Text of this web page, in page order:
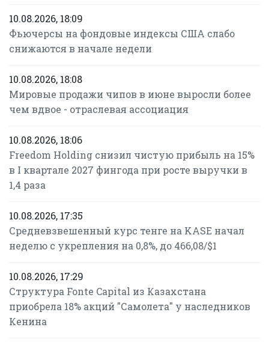
10.08.2026, 18:09
Фьючерсы на фондовые индексы США слабо
снижаются в начале недели
10.08.2026, 18:08
Мировые продажи чипов в июне выросли более
чем вдвое - отраслевая ассоциация
10.08.2026, 18:06
Freedom Holding снизил чистую прибыль на 15%
в I квартале 2027 фингода при росте выручки в
1,4 раза
10.08.2026, 17:35
Средневзвешенный курс тенге на KASE начал
неделю с укрепления на 0,8%, до 466,08/$1
10.08.2026, 17:29
Структура Fonte Capital из Казахстана
приобрела 18% акций "Самолета" у наследников
Кенина